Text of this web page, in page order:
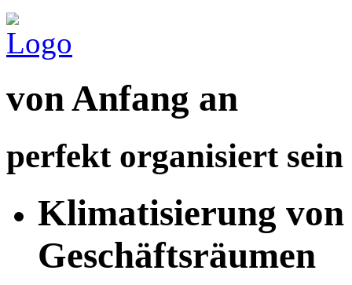
von Anfang an
perfekt organisiert sein
Klimatisierung von
Geschäftsräumen